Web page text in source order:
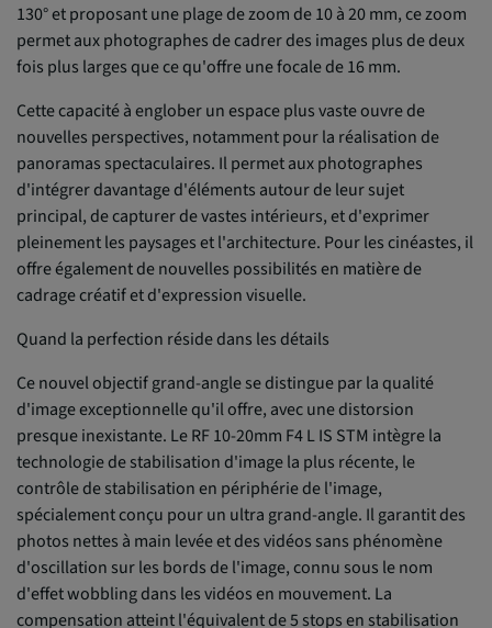
130° et proposant une plage de zoom de 10 à 20 mm, ce zoom
permet aux photographes de cadrer des images plus de deux
fois plus larges que ce qu'offre une focale de 16 mm.
Cette capacité à englober un espace plus vaste ouvre de
nouvelles perspectives, notamment pour la réalisation de
panoramas spectaculaires. Il permet aux photographes
d'intégrer davantage d'éléments autour de leur sujet
principal, de capturer de vastes intérieurs, et d'exprimer
pleinement les paysages et l'architecture. Pour les cinéastes, il
offre également de nouvelles possibilités en matière de
cadrage créatif et d'expression visuelle.
Quand la perfection réside dans les détails
Ce nouvel objectif grand-angle se distingue par la qualité
d'image exceptionnelle qu'il offre, avec une distorsion
presque inexistante. Le RF 10-20mm F4 L IS STM intègre la
technologie de stabilisation d'image la plus récente, le
contrôle de stabilisation en périphérie de l'image,
spécialement conçu pour un ultra grand-angle. Il garantit des
photos nettes à main levée et des vidéos sans phénomène
d'oscillation sur les bords de l'image, connu sous le nom
d'effet wobbling dans les vidéos en mouvement. La
compensation atteint l'équivalent de 5 stops en stabilisation